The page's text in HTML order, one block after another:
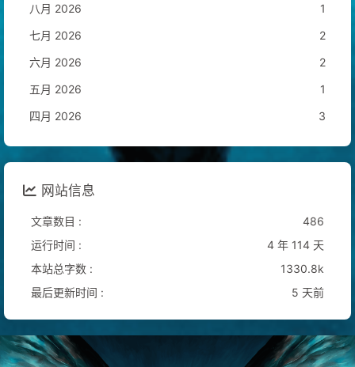
八月 2026
1
七月 2026
2
六月 2026
2
五月 2026
1
四月 2026
3
网站信息
文章数目 :
486
运行时间 :
4 年 114 天
本站总字数 :
1330.8k
最后更新时间 :
5 天前